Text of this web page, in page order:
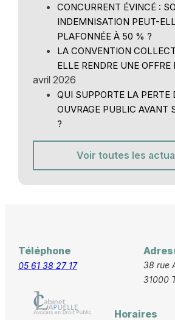
CONCURRENT ÉVINCÉ :
INDEMNISATION PEUT-
PLAFONNÉE À 50 % ?
LA CONVENTION
ELLE RENDRE UNE OFFRE
avril 2026
QUI SUPPORTE LA PERTE
OUVRAGE PUBLIC AVANT
?
Voir toutes les
Téléphone
05 61 38 27 17
38 rue
31000
Horaires